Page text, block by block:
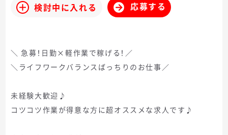
検討中に入れる 応募する
＼ 急募！日勤×軽作業で稼げる！／
＼ライフワークバランスばっちりのお仕事／
未経験大歓迎♪
コツコツ作業が得意な方に超オススメな求人です♪